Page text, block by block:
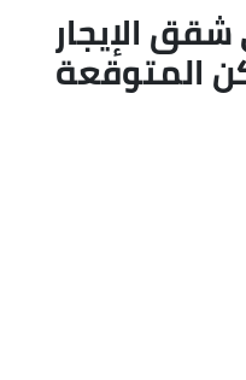
الإيجار
المتوقعة